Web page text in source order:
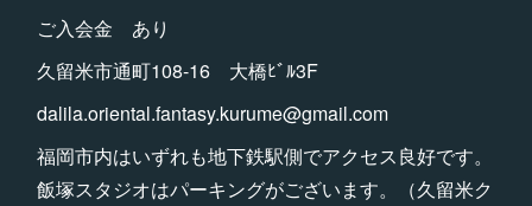
ご入会金 あり
久留米市通町108-16 大橋ﾋﾞﾙ3F
dalila.oriental.fantasy.kurume@gmail.com
福岡市内はいずれも地下鉄駅側でアクセス良好です。
飯塚スタジオはパーキングがございます。（久留米ク